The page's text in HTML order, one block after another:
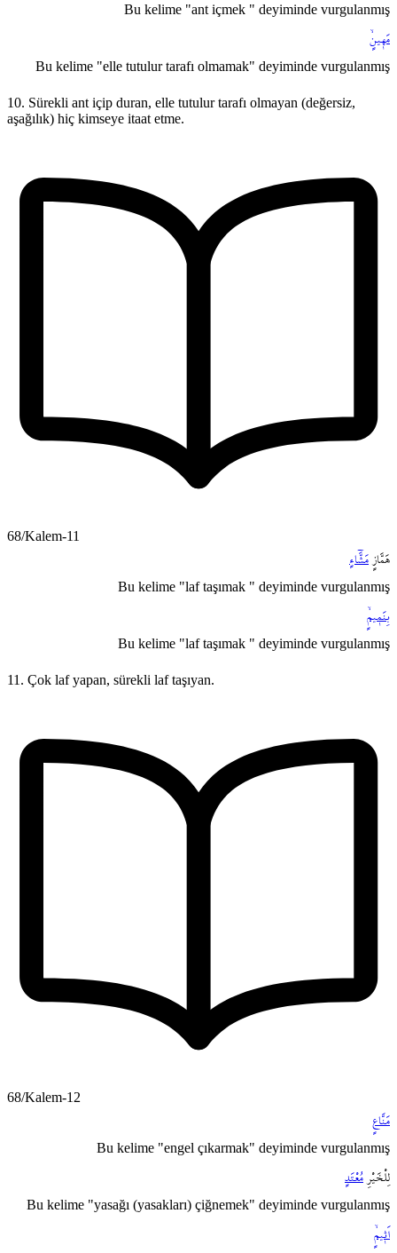
Bu kelime "ant içmek " deyiminde vurgulanmış
مَه۪ينٍۙ
Bu kelime "elle tutulur tarafı olmamak" deyiminde vurgulanmış
10. Sürekli ant içip duran, elle tutulur tarafı olmayan (değersiz,
aşağılık) hiç kimseye itaat etme.
68/Kalem-11
هَمَّازٍ مَشَّٓاءٍ
Bu kelime "laf taşımak " deyiminde vurgulanmış
بِنَم۪يمٍۙ
Bu kelime "laf taşımak " deyiminde vurgulanmış
11. Çok laf yapan, sürekli laf taşıyan.
68/Kalem-12
مَنَّاعٍ
Bu kelime "engel çıkarmak" deyiminde vurgulanmış
لِلْخَيْرِ مُعْتَدٍ
Bu kelime "yasağı (yasakları) çiğnemek" deyiminde vurgulanmış
اَث۪يمٍۙ